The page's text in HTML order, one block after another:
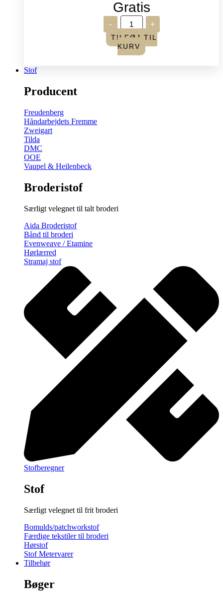
Gratis
-
Verdens
broderidag
2026
-
Sommerfugle,
+
TILFØJ TIL
KURV
Stof
Producent
Freudenberg
Håndarbejdets Fremme
Zweigart
Tilda
DMC
OOE
Vaupel & Heilenbeck
Broderistof
Særligt velegnet til talt broderi
Aida Broderistof
Bånd til broderi
Evenweave / Etamine
Hørlærred
Stramaj stof
Stofberegner
Stof
Særligt velegnet til frit broderi
Bomulds/patchworkstof
Færdige tekstiler til broderi
Hørstof
Stof Metervarer
Tilbehør
Bøger